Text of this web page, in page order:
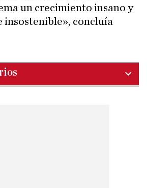
un crecimiento insano y
insostenible», concluía